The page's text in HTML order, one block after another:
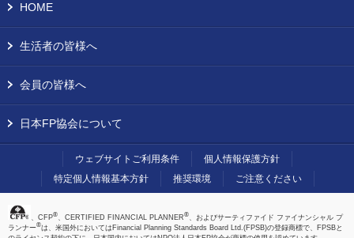
HOME
生活者の皆様へ
会員の皆様へ
日本FP協会について
ウェブサイトご利用条件
個人情報保護方針
特定個人情報基本方針
推奨環境 ご注意ください
、CFP®、CERTIFIED FINANCIAL PLANNER®、およびサーティファイド ファイナンシャル プ
ランナー®は、米国外においてはFinancial Planning Standards Board Ltd.(FPSB)の登録商標で、FPSBと